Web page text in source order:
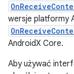
wersje platformy
AndroidX Core.
Aby używać